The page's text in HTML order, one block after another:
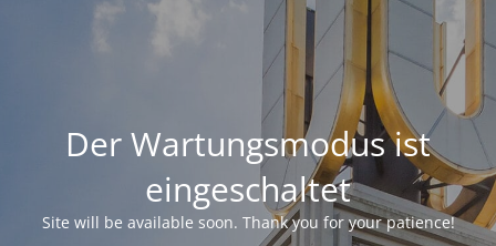
Der Wartungsmodus ist
eingeschaltet
Site will be available soon. Thank you for your patience!